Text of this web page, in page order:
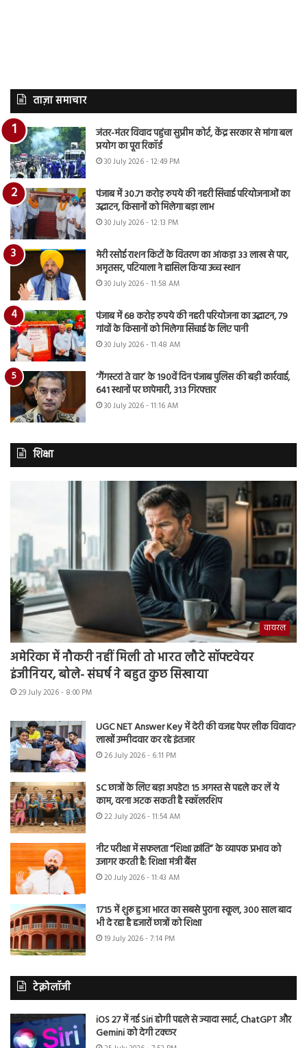
ताज़ा समाचार
जंतर-मंतर विवाद पहुंचा सुप्रीम कोर्ट, केंद्र सरकार से मांगा बल
प्रयोग का पूरा रिकॉर्ड
30 July 2026 - 12:49 PM
पंजाब में 30.71 करोड़ रुपये की नहरी सिंचाई परियोजनाओं का
उद्घाटन, किसानों को मिलेगा बड़ा लाभ
30 July 2026 - 12:13 PM
मेरी रसोई राशन किटों के वितरण का आंकड़ा 33 लाख से पार,
अमृतसर, पटियाला ने हासिल किया उच्च स्थान
30 July 2026 - 11:58 AM
पंजाब में 68 करोड़ रुपये की नहरी परियोजना का उद्घाटन, 79
गांवों के किसानों को मिलेगा सिंचाई के लिए पानी
30 July 2026 - 11:48 AM
‘गैंगस्टरां ते वार’ के 190वें दिन पंजाब पुलिस की बड़ी कार्रवाई,
641 स्थानों पर छापेमारी, 313 गिरफ्तार
30 July 2026 - 11:16 AM
शिक्षा
वायरल
अमेरिका में नौकरी नहीं मिली तो भारत लौटे सॉफ्टवेयर
इंजीनियर, बोले- संघर्ष ने बहुत कुछ सिखाया
29 July 2026 - 8:00 PM
UGC NET Answer Key में देरी की वजह पेपर लीक विवाद?
लाखों उम्मीदवार कर रहे इंतजार
26 July 2026 - 6:11 PM
SC छात्रों के लिए बड़ा अपडेट! 15 अगस्त से पहले कर लें ये
काम, वरना अटक सकती है स्कॉलरशिप
22 July 2026 - 11:54 AM
नीट परीक्षा में सफलता “शिक्षा क्रांति” के व्यापक प्रभाव को
उजागर करती है: शिक्षा मंत्री बैंस
20 July 2026 - 11:43 AM
1715 में शुरू हुआ भारत का सबसे पुराना स्कूल, 300 साल बाद
भी दे रहा है हजारों छात्रों को शिक्षा
19 July 2026 - 7:14 PM
टेक्नोलॉजी
iOS 27 में नई Siri होगी पहले से ज्यादा स्मार्ट, ChatGPT और
Gemini को देगी टक्कर